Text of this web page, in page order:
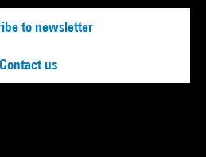
to newsletter
Contact us